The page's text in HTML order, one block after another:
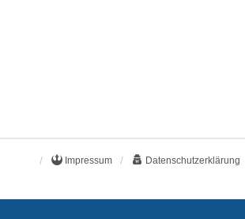
Impressum Datenschutzerklärung